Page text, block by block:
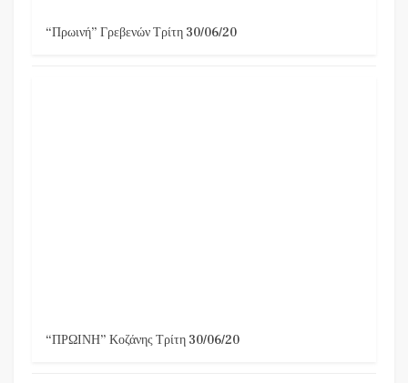
“Πρωινή” Γρεβενών Τρίτη 30/06/20
“ΠΡΩΙΝΗ” Κοζάνης Τρίτη 30/06/20